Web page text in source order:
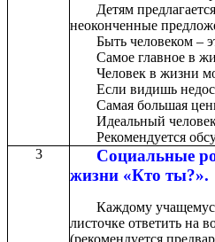
Детям
неоконченные
Быть человеком –
Самое главное в
Человек в жизни
Если видишь
Самая большая
Идеальный
Рекомендуется
3
Социальные
жизни «Кто ты?».
Каждому
листочке ответить на